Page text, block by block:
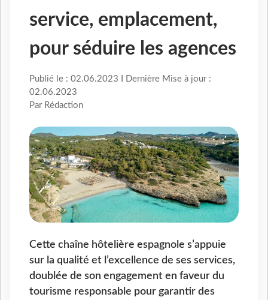
service, emplacement,
pour séduire les agences
Publié le : 02.06.2023 I Dernière Mise à jour :
02.06.2023
Par Rédaction
Cette chaîne hôtelière espagnole s’appuie
sur la qualité et l’excellence de ses services,
doublée de son engagement en faveur du
tourisme responsable pour garantir des